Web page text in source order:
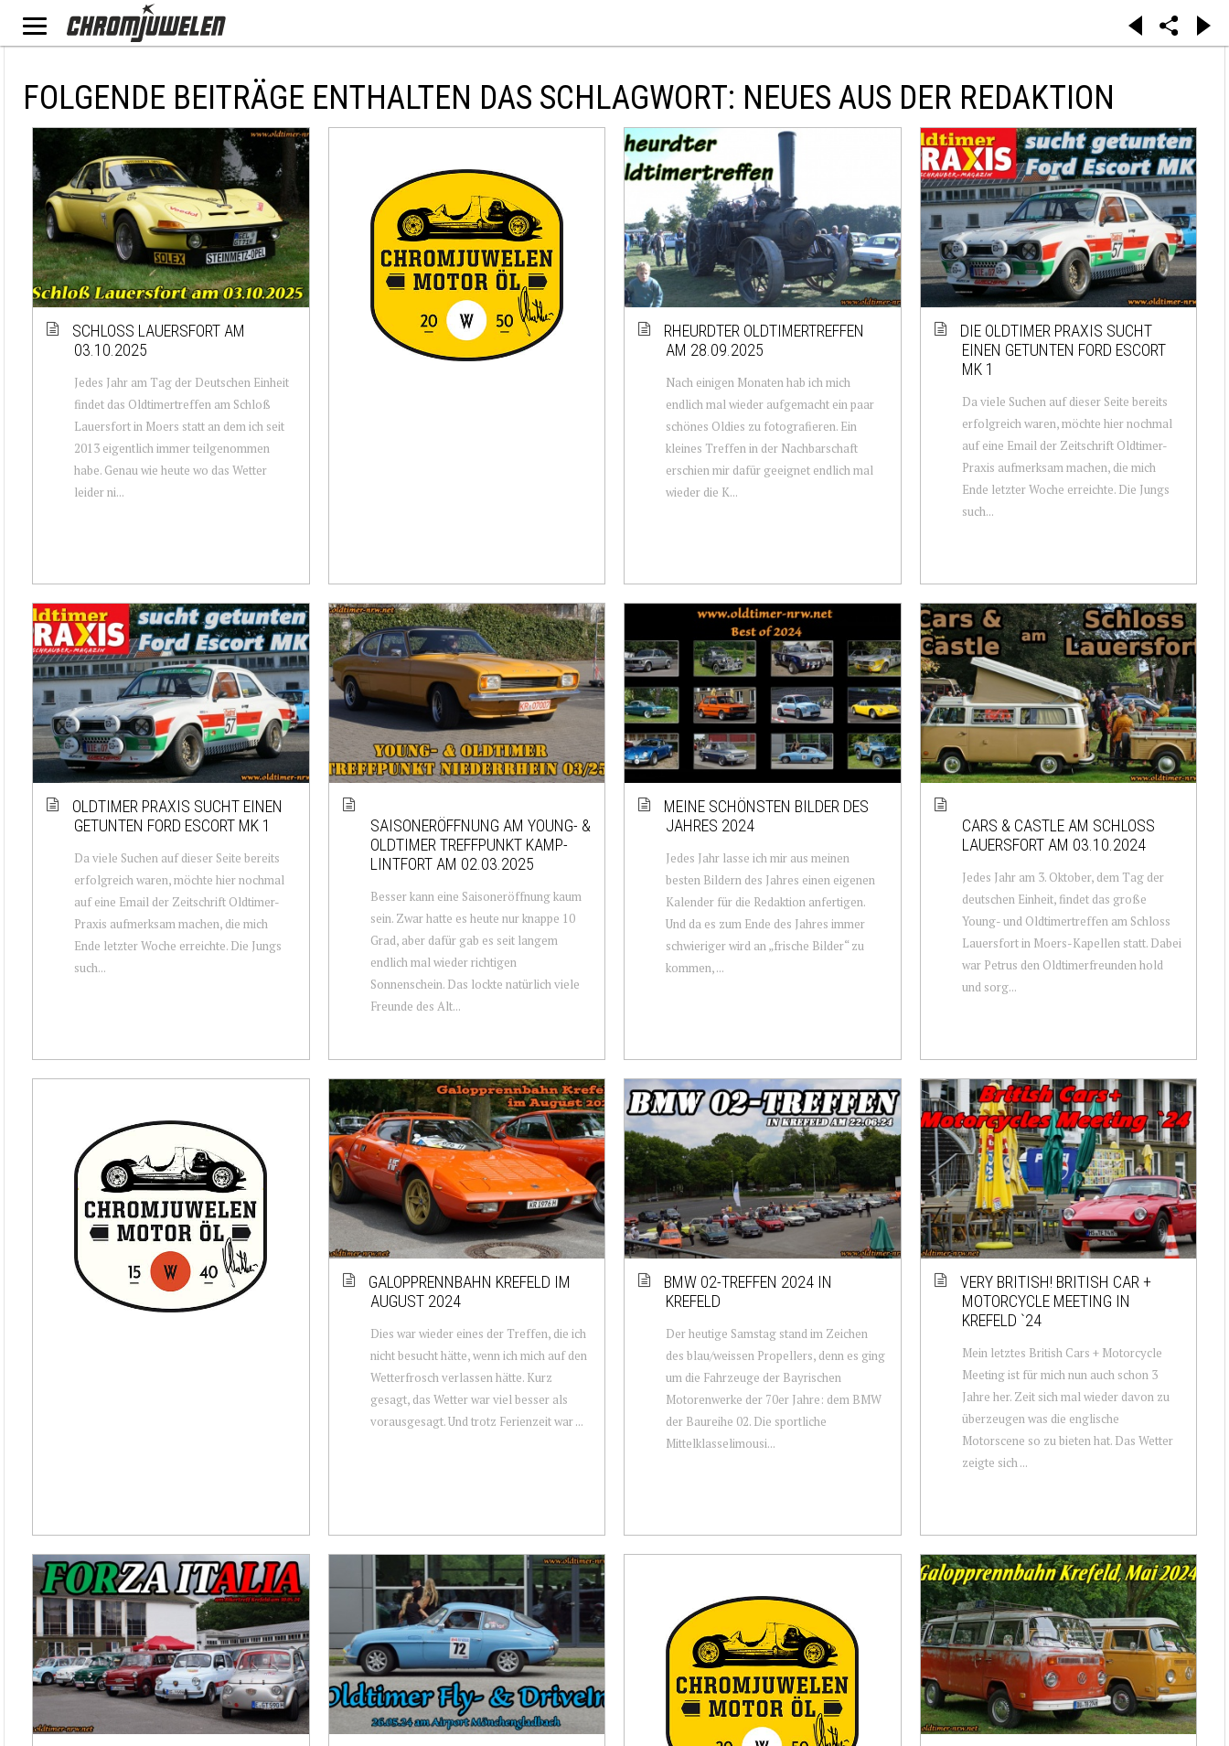
FOLGENDE BEITRÄGE ENTHALTEN DAS SCHLAGWORT: NEUES AUS DER REDAKTION
SCHLOSS LAUERSFORT AM
03.10.2025
Jedes Jahr am Tag der Deutschen Einheit
findet das Oldtimertreffen am Schloß
Lauersfort in Moers statt an dem ich seit
2013 eigentlich immer teilgenommen
habe. Genau wie heute wo das Wetter
leider ni...
RHEURDTER OLDTIMERTREFFEN
AM 28.09.2025
Nach einigen Monaten hab ich mich
endlich mal wieder aufgemacht ein paar
schönes Oldies zu fotografieren. Ein
kleines Treffen in der Nachbarschaft
erschien mir dafür geeignet endlich mal
wieder die K...
DIE OLDTIMER PRAXIS SUCHT
EINEN GETUNTEN FORD ESCORT
MK 1
Da viele Suchen auf dieser Seite bereits
erfolgreich waren, möchte hier nochmal
auf eine Email der Zeitschrift Oldtimer-
Praxis aufmerksam machen, die mich
Ende letzter Woche erreichte. Die Jungs
such...
OLDTIMER PRAXIS SUCHT EINEN
GETUNTEN FORD ESCORT MK 1
Da viele Suchen auf dieser Seite bereits
erfolgreich waren, möchte hier nochmal
auf eine Email der Zeitschrift Oldtimer-
Praxis aufmerksam machen, die mich
Ende letzter Woche erreichte. Die Jungs
such...
SAISONERÖFFNUNG AM YOUNG- &
OLDTIMER TREFFPUNKT KAMP-
LINTFORT AM 02.03.2025
Besser kann eine Saisoneröffnung kaum
sein. Zwar hatte es heute nur knappe 10
Grad, aber dafür gab es seit langem
endlich mal wieder richtigen
Sonnenschein. Das lockte natürlich viele
Freunde des Alt...
MEINE SCHÖNSTEN BILDER DES
JAHRES 2024
Jedes Jahr lasse ich mir aus meinen
besten Bildern des Jahres einen eigenen
Kalender für die Redaktion anfertigen.
Und da es zum Ende des Jahres immer
schwieriger wird an „frische Bilder“ zu
kommen, ...
CARS & CASTLE AM SCHLOSS
LAUERSFORT AM 03.10.2024
Jedes Jahr am 3. Oktober, dem Tag der
deutschen Einheit, findet das große
Young- und Oldtimertreffen am Schloss
Lauersfort in Moers-Kapellen statt. Dabei
war Petrus den Oldtimerfreunden hold
und sorg...
GALOPPRENNBAHN KREFELD IM
AUGUST 2024
Dies war wieder eines der Treffen, die ich
nicht besucht hätte, wenn ich mich auf den
Wetterfrosch verlassen hätte. Kurz
gesagt, das Wetter war viel besser als
vorausgesagt. Und trotz Ferienzeit war ...
BMW 02-TREFFEN 2024 IN
KREFELD
Der heutige Samstag stand im Zeichen
des blau/weissen Propellers, denn es ging
um die Fahrzeuge der Bayrischen
Motorenwerke der 70er Jahre: dem BMW
der Baureihe 02. Die sportliche
Mittelklasselimousi...
VERY BRITISH! BRITISH CAR +
MOTORCYCLE MEETING IN
KREFELD `24
Mein letztes British Cars + Motorcycle
Meeting ist für mich nun auch schon 3
Jahre her. Zeit sich mal wieder davon zu
überzeugen was die englische
Motorscene so zu bieten hat. Das Wetter
zeigte sich ...